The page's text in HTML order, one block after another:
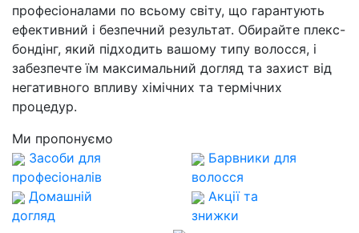
професіоналами по всьому світу, що гарантують
ефективний і безпечний результат. Обирайте плекс-
бондінг, який підходить вашому типу волосся, і
забезпечте їм максимальний догляд та захист від
негативного впливу хімічних та термічних
процедур.
Ми пропонуємо
Засоби для
професіоналів
Барвники для
волосся
Домашній
догляд
Акції та
знижки